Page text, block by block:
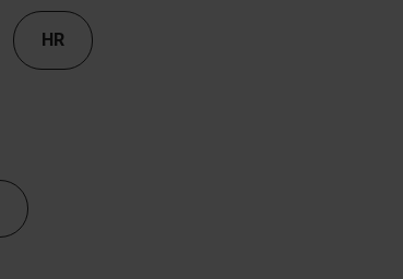
HR